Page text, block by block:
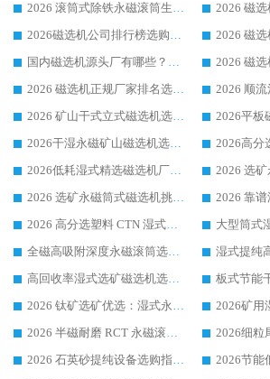
2026 滚筒式除铁永磁滚筒生产厂家推荐排名|行业口碑选购指南，领域强者源头厂商精选
2026磁选机公司排行榜选购指南|正规源头厂家推荐，领域强者高性价比靠谱信赖品牌
国内磁选机源头厂有哪些？2026 综合实力排名与采购避坑技巧
2026 磁选机正规厂家排名选购指南|行业口碑信赖品牌推荐性价比高靠谱磁电企业
2026 矿山干式立式磁选机选型攻略 梳理深耕磁电装备多年靠谱生产厂商
2026干湿永磁矿山磁选机选型攻略 优质生产厂家排名 选矿领域高口碑品牌推荐指南
2026低耗湿式精​选磁选机厂家怎么选?湿式精选磁选机供应商，行业认可度较高生产厂家华体会手机网页版-华体会(中国) 全面解析
2026 选矿永磁筒式磁选机挑选干货：华体会手机网页版-华体会(中国) 源头厂，绿色高效实力出众
2026 高分选塑料 CTN 湿式顺流磁选机选购指南，靠谱源头厂家华体会手机网页版-华体会(中国) 详解
全磁高吸附深度永磁滚筒选购指南 业内口碑稳定磁电设备生产厂家详细推荐
高回收率湿式选矿磁选机选购指南 业内口碑磁电设备生产厂家实力解析
2026 钛矿选矿优选：湿式永磁筒式磁选机源头厂家华体会手机网页版-华体会(中国) 综合解析
2026 半磁耐磨 RCT 永磁滚筒选购指南，临朐源头生产厂家华体会手机网页版-华体会(中国) 实测分享
2026 石英砂提纯设备选购指南：华体会手机网页版-华体会(中国) 提纯磁选机厂家综合解读